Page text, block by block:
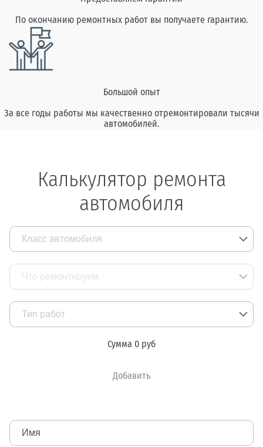
По окончанию ремонтных работ вы получаете гарантию.
Большой опыт
За все годы работы мы качественно отремонтировали тысячи
автомобилей.
Калькулятор ремонта
автомобиля
Класс автомобиля
Что ремонтируем
Тип работ
Сумма 0 руб
Добавить